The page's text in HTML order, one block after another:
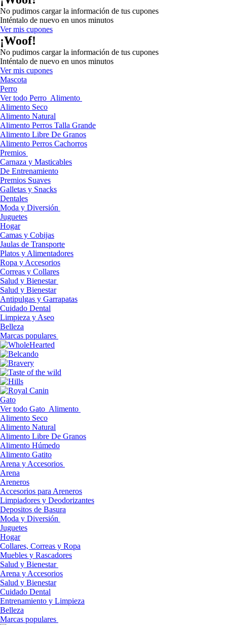
No pudimos cargar la información de tus cupones
Inténtalo de nuevo en unos minutos
Ver mis cupones
¡Woof!
No pudimos cargar la información de tus cupones
Inténtalo de nuevo en unos minutos
Ver mis cupones
Mascota
Perro
Ver todo Perro Alimento
Alimento Seco
Alimento Natural
Alimento Perros Talla Grande
Alimento Libre De Granos
Alimento Perros Cachorros
Premios
Carnaza y Masticables
De Entrenamiento
Premios Suaves
Galletas y Snacks
Dentales
Moda y Diversión
Juguetes
Hogar
Camas y Cobijas
Jaulas de Transporte
Platos y Alimentadores
Ropa y Accesorios
Correas y Collares
Salud y Bienestar
Salud y Bienestar
Antipulgas y Garrapatas
Cuidado Dental
Limpieza y Aseo
Belleza
Marcas populares
Gato
Ver todo Gato Alimento
Alimento Seco
Alimento Natural
Alimento Libre De Granos
Alimento Húmedo
Alimento Gatito
Arena y Accesorios
Arena
Areneros
Accesorios para Areneros
Limpiadores y Deodorizantes
Depositos de Basura
Moda y Diversión
Juguetes
Hogar
Collares, Correas y Ropa
Muebles y Rascadores
Salud y Bienestar
Arena y Accesorios
Salud y Bienestar
Cuidado Dental
Entrenamiento y Limpieza
Belleza
Marcas populares